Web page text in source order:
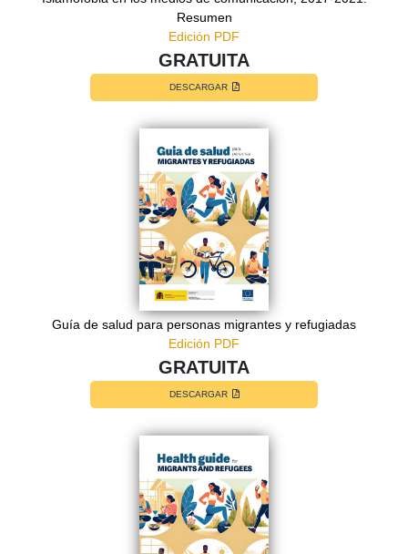
Resumen
Edición PDF
GRATUITA
DESCARGAR
Guía de salud para personas migrantes y refugiadas
Edición PDF
GRATUITA
DESCARGAR